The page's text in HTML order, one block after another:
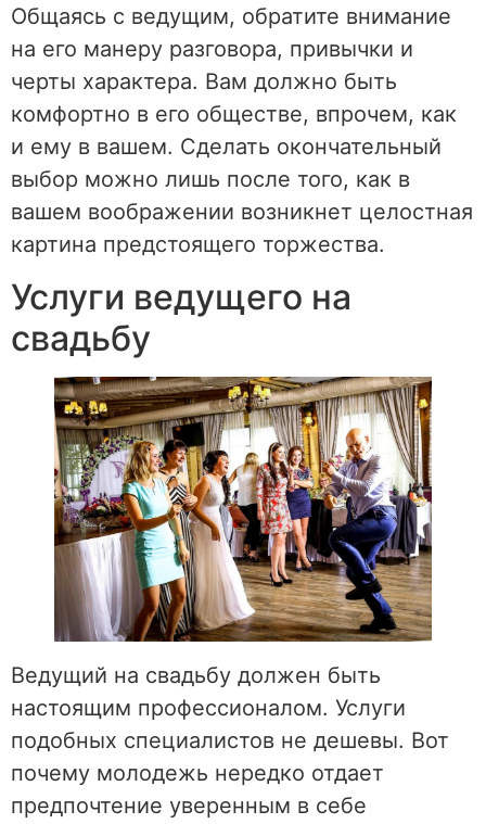
Общаясь с ведущим, обратите внимание
на его манеру разговора, привычки и
черты характера. Вам должно быть
комфортно в его обществе, впрочем, как
и ему в вашем. Сделать окончательный
выбор можно лишь после того, как в
вашем воображении возникнет целостная
картина предстоящего торжества.
Услуги ведущего на
свадьбу
Ведущий на свадьбу должен быть
настоящим профессионалом. Услуги
подобных специалистов не дешевы. Вот
почему молодежь нередко отдает
предпочтение уверенным в себе